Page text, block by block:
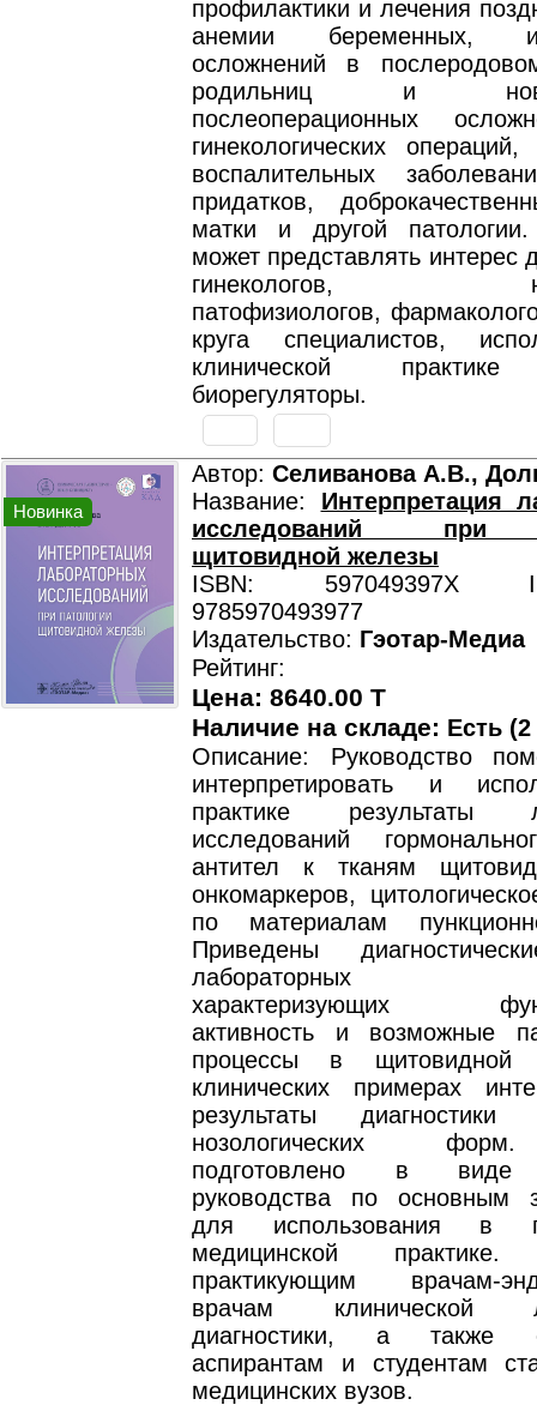
профилактики и лечения
анемии беременных,
осложнений в
родильниц и
послеоперационных
гинекологических
воспалительных
придатков,
матки и другой
может представлять интерес
гинекологов,
патофизиологов,
круга специалистов,
клинической практике
биорегуляторы.
Новинка
Автор: Селиванова А.В.,
Название: Интерпретация
исследований при
щитовидной железы
ISBN: 597049397X
9785970493977
Издательство: Гэотар-Медиа
Рейтинг:
Цена: 8640.00 T
Наличие на складе: Есть
Описание: Руководство
интерпретировать и
практике результаты
исследований
антител к тканям
онкомаркеров,
по материалам
Приведены
лабораторных
характеризующих
активность и возможные
процессы в
клинических примерах
результаты
нозологических
подготовлено в виде
руководства по основным
для использования в
медицинской практике.
практикующим врачам-
врачам клинической
диагностики, а также
аспирантам и студентам
медицинских вузов.